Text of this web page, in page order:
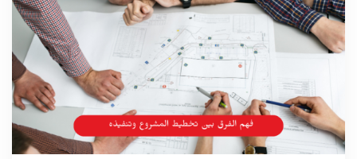
المدونة